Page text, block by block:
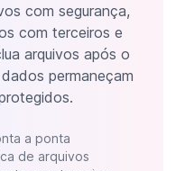
com segurança,
com terceiros e
arquivos após o
permaneçam
a ponta
de arquivos